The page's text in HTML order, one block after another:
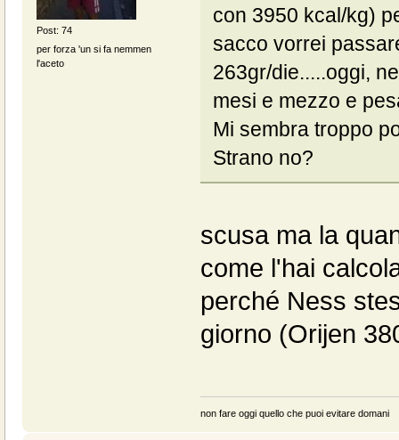
Post: 74
per forza 'un si fa nemmen
l'aceto
con 3950 kcal/kg)
sacco vorrei
263gr/die.....oggi,
mesi e mezzo e
Mi sembra troppo
Strano no?
scusa ma la
come l'hai
perché Ness
giorno (Orijen
non fare oggi quello che puoi evitare domani